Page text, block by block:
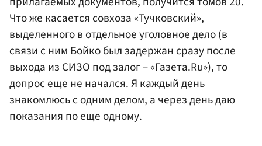
Что же касается совхоза «Тучковский»,
выделенного в отдельное уголовное дело (в
связи с ним Бойко был задержан сразу после
выхода из СИЗО под залог – «Газета.Ru»), то
допрос еще не начался. Я каждый день
знакомлюсь с одним делом, а через день даю
показания по еще одному.